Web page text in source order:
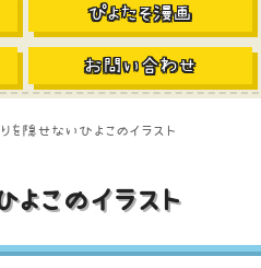
ぴよたそ漫画
お問い合わせ
を隠せないひよこのイラスト
このイラスト